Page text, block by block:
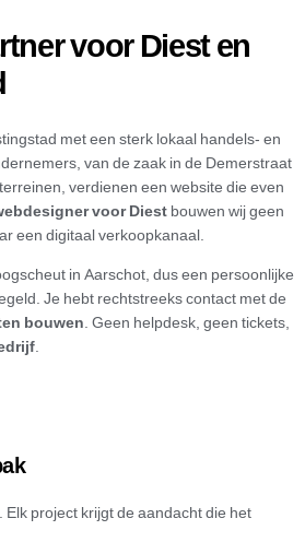
voor Diest en
met een sterk lokaal handels- en
van de zaak in de Demerstraat
verdienen een website die even
voor Diest bouwen wij geen
een digitaal verkoopkanaal.
in Aarschot, dus een persoonlijke
Je hebt rechtstreeks contact met de
bouwen. Geen helpdesk, geen tickets,
.
project krijgt de aandacht die het